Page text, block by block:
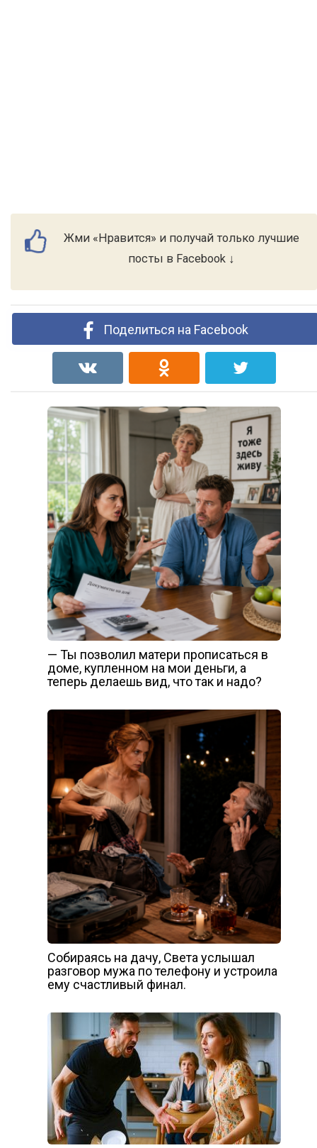
Жми «Нравится» и получай только лучшие
посты в Facebook ↓
Поделиться на Facebook
— Ты позволил матери прописаться в
доме, купленном на мои деньги, а
теперь делаешь вид, что так и надо?
Собираясь на дачу, Света услышал
разговор мужа по телефону и устроила
ему счастливый финал.